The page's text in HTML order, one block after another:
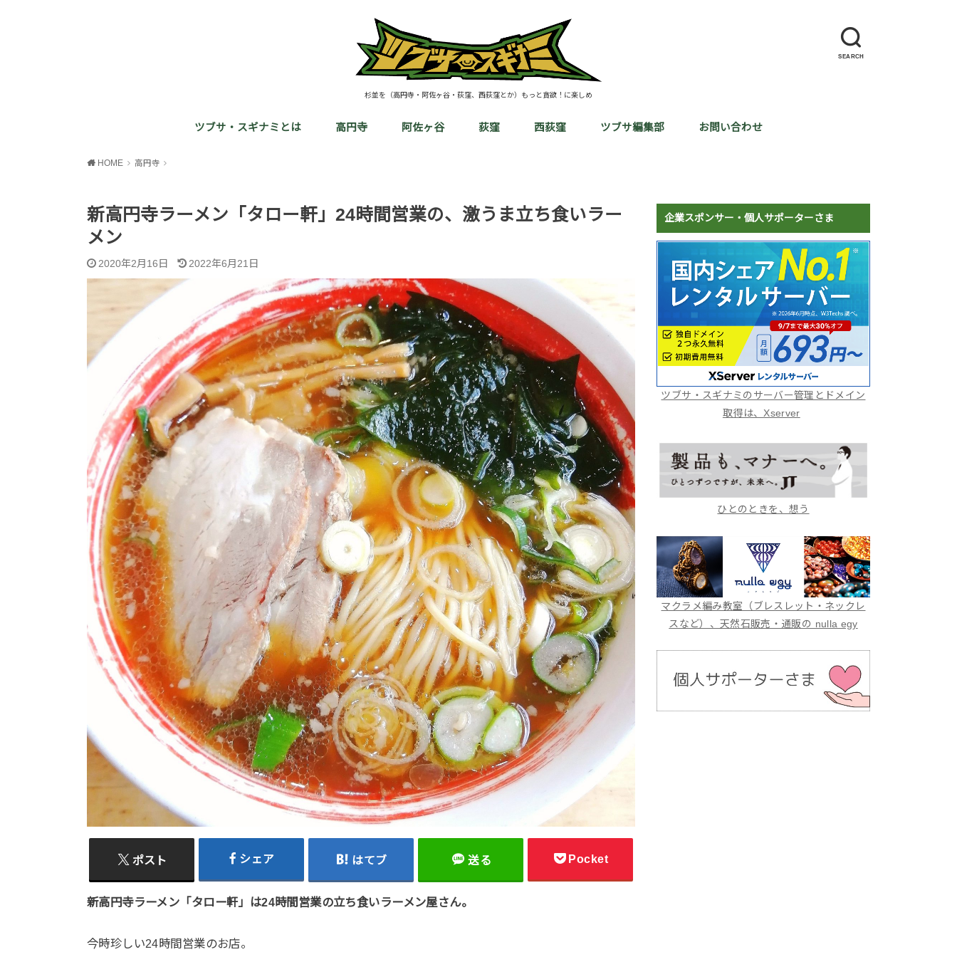
SEARCH
杉並を（高円寺・阿佐ヶ谷・荻窪、西荻窪とか）もっと貪欲！に楽しめ
ツブサ・スギナミとは 高円寺 阿佐ヶ谷 荻窪 西荻窪 ツブサ編集部 お問い合わせ
HOME 高円寺
新高円寺ラーメン「タロー軒」24時間営業の、激うま立ち食いラー
メン
2020年2月16日 2022年6月21日
ポスト シェア はてブ 送る Pocket
新高円寺ラーメン「タロー軒」は24時間営業の立ち食いラーメン屋さん。
今時珍しい24時間営業のお店。
企業スポンサー・個人サポーターさま
ツブサ・スギナミのサーバー管理とドメイン
取得は、Xserver
ひとのときを、想う
マクラメ編み教室（ブレスレット・ネックレ
スなど）、天然石販売・通販の nulla egy